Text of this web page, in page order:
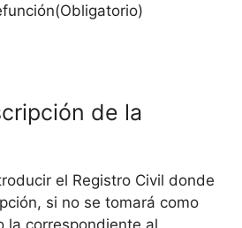
(Obligatorio)
de la
el Registro Civil donde
si no se tomará como
la correspondiente al